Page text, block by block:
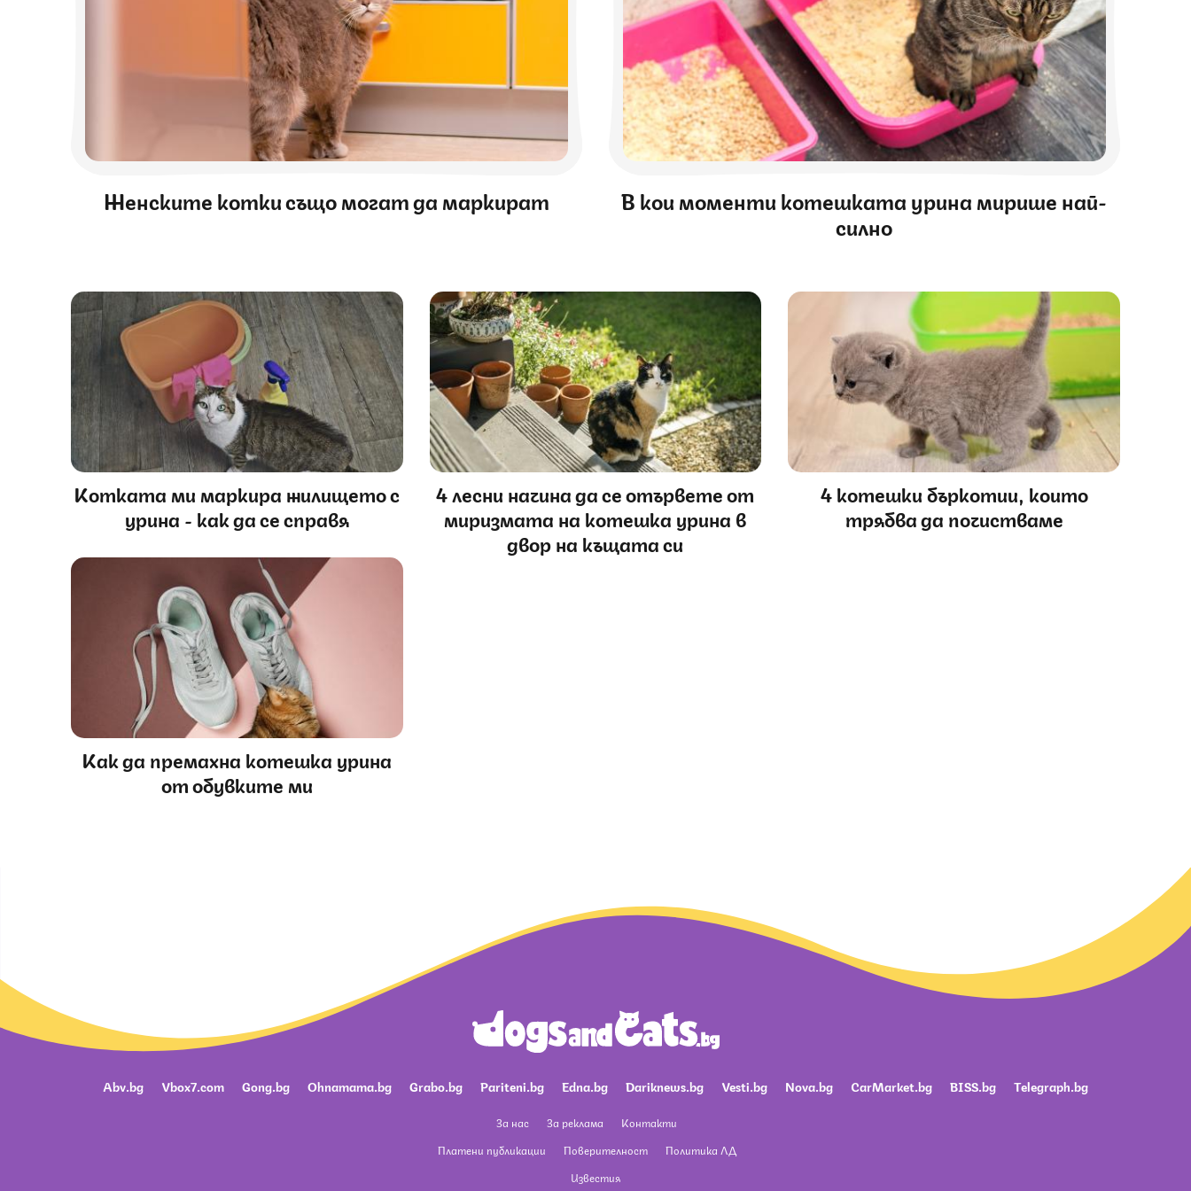
Женските котки също могат да маркират
В кои моменти котешката урина мирише най-
силно
Котката ми маркира жилището с
урина - как да се справя
4 лесни начина да се отървете от
миризмата на котешка урина в
двор на къщата си
4 котешки бъркотии, които
трябва да почистваме
Как да премахна котешка урина
от обувките ми
Abv.bg Vbox7.com Gong.bg Ohnamama.bg Grabo.bg Pariteni.bg Edna.bg Dariknews.bg Vesti.bg Nova.bg CarMarket.bg BISS.bg Telegraph.bg
За нас За реклама
Контакти
Платени публикации
Поверителност
Политика ЛД
Известия